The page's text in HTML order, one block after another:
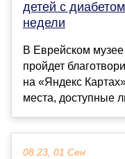
детей с
недели
В Еврейском музее
пройдет
на «Яндекс
места, доступные
08:23, 01 Сен